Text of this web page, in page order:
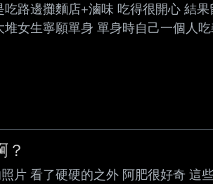
路邊攤麵店+滷味 吃得很開心 結果
女生寧願單身 單身時自己一個人吃
！ --
？
片 看了硬硬的之外 阿肥很好奇 這些